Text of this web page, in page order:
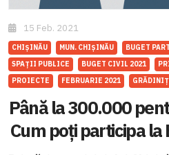
15 Feb. 2021
CHIȘINĂU MUN. CHIȘINĂU BUGET
SPAȚII PUBLICE
BUGET CIVIL 2021
PROIECTE
FEBRUARIE 2021
Până la 300.000
Cum poți participa la